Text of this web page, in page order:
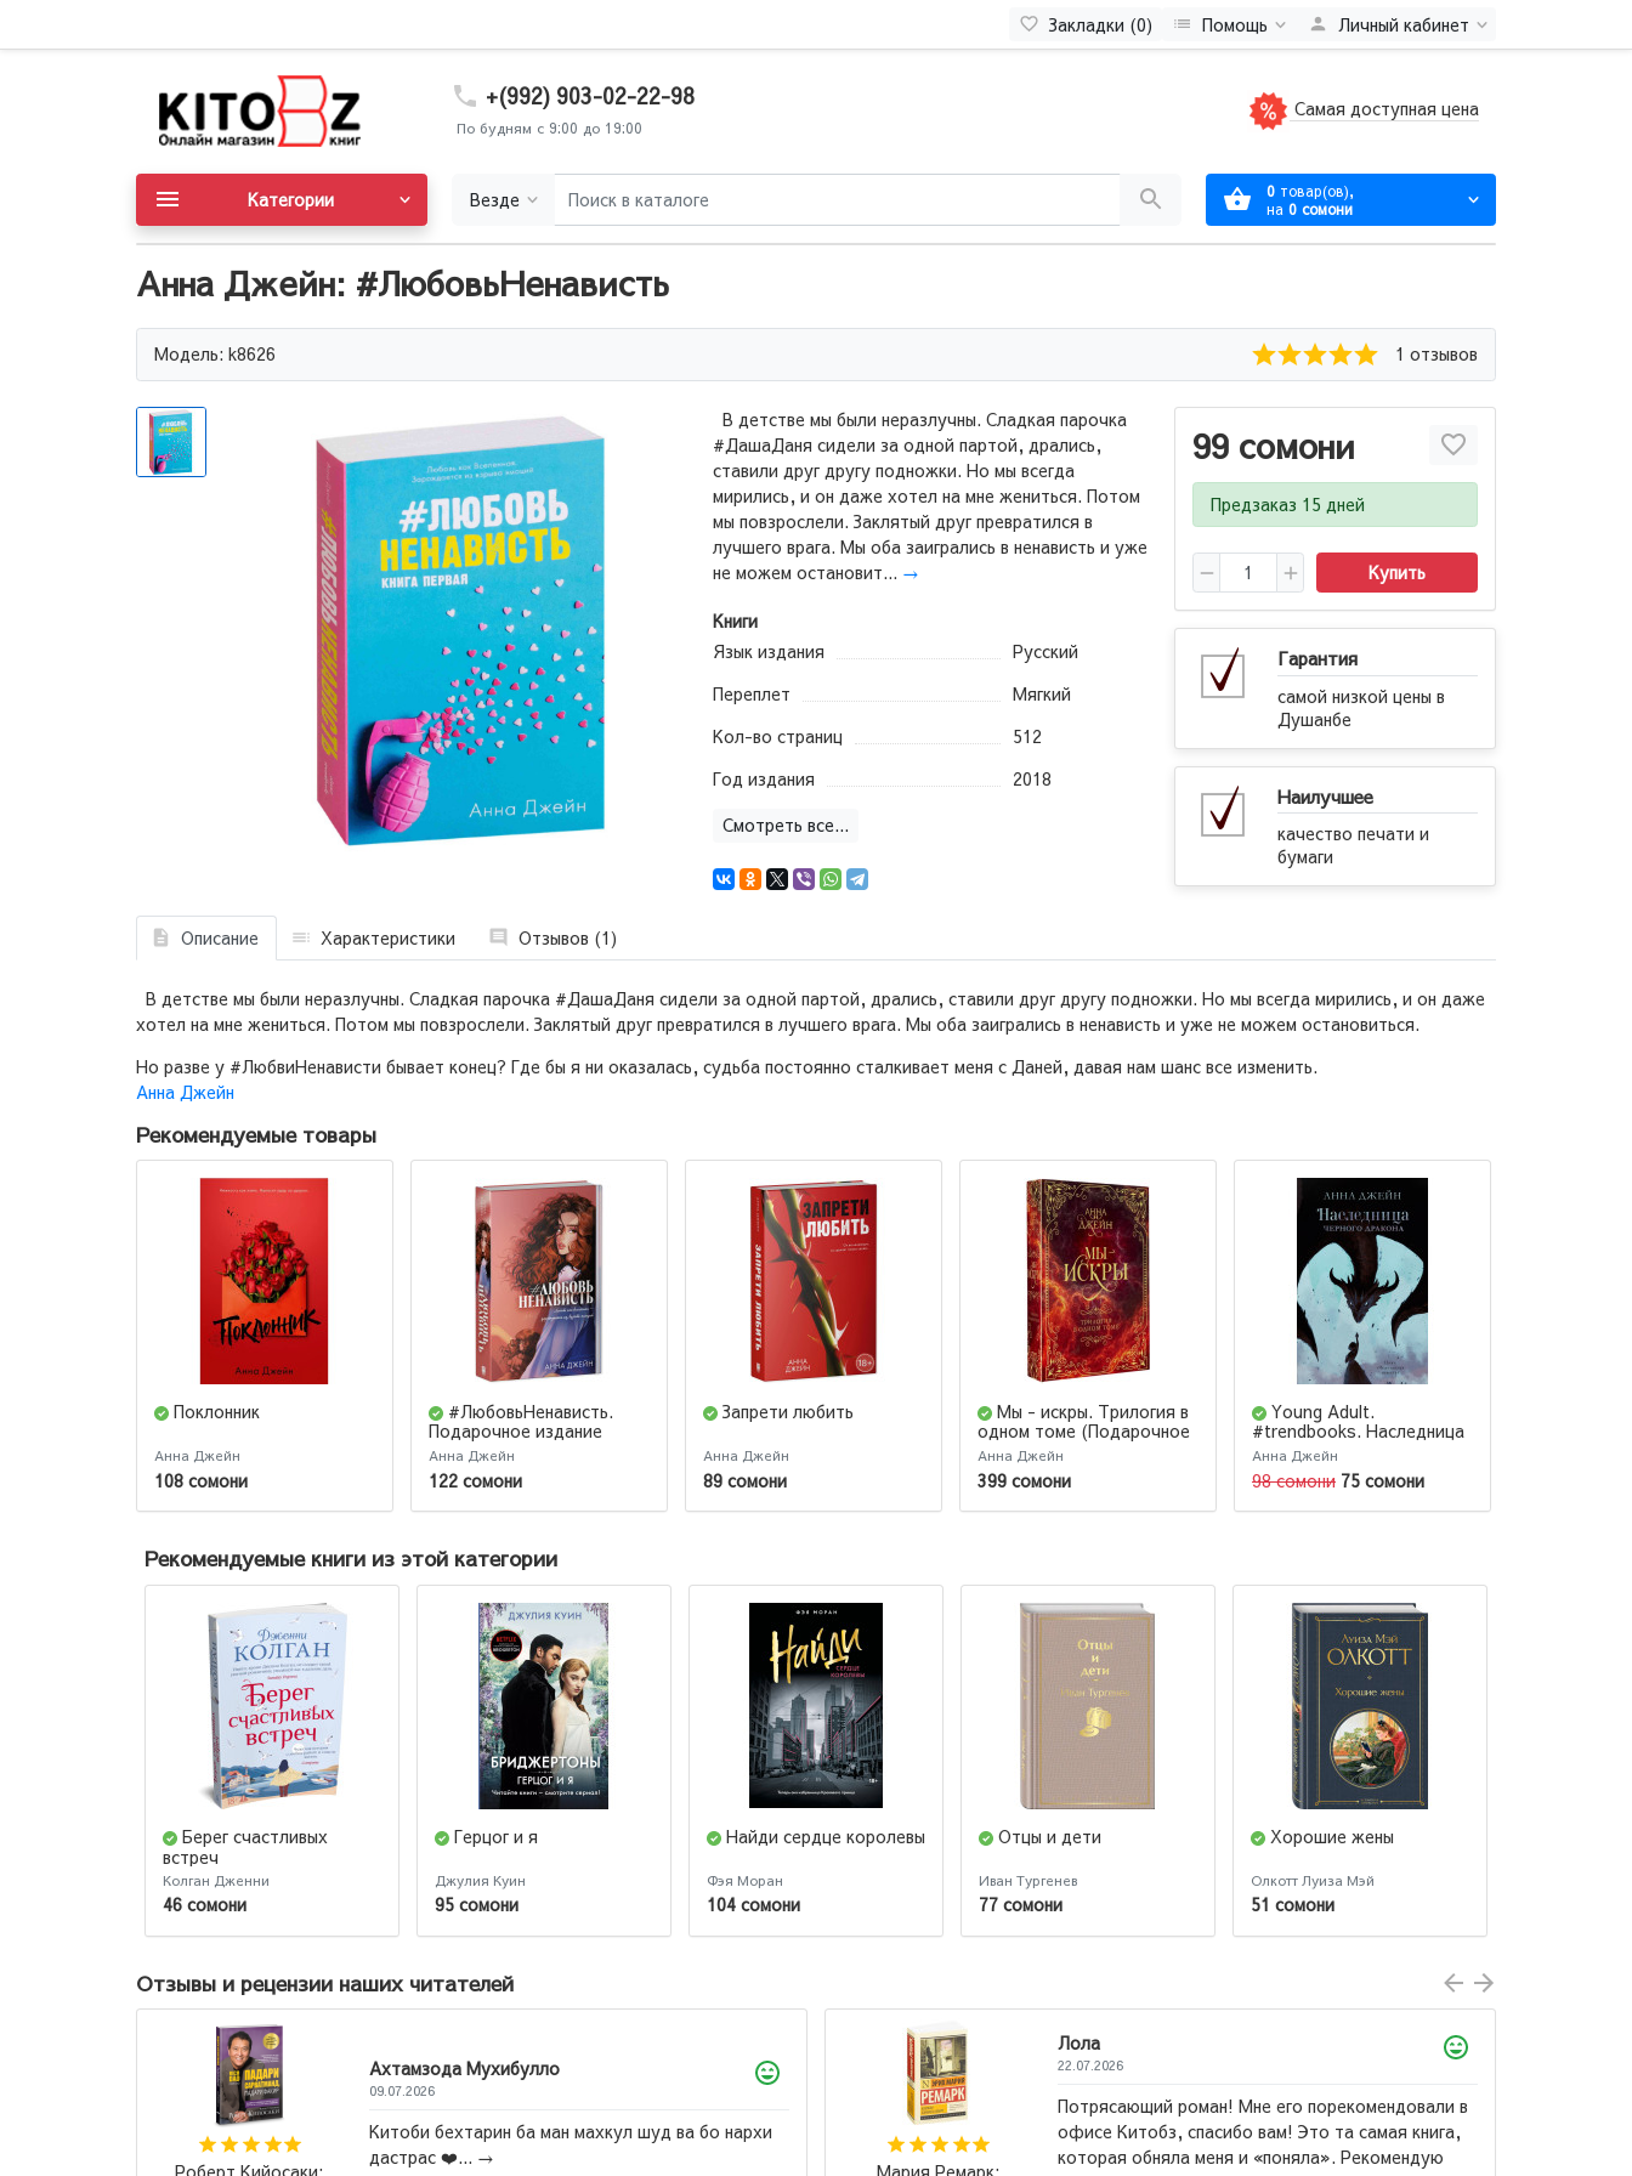
Закладки (0) Помощь Личный кабинет
+(992) 903-02-22-98
По будням с 9:00 до 19:00
Самая доступная цена
Везде 0 товар(ов),
на 0 сомони
Категории
Анна Джейн: #ЛюбовьНенависть
Модель: k8626 1 отзывов
99 сомони
Предзаказ 15 дней
Купить
Гарантия
самой низкой цены в
Душанбе
Наилучшее
качество печати и
бумаги
В детстве мы были неразлучны. Сладкая парочка
#ДашаДаня сидели за одной партой, дрались,
ставили друг другу подножки. Но мы всегда
мирились, и он даже хотел на мне жениться. Потом
мы повзрослели. Заклятый друг превратился в
лучшего врага. Мы оба заигрались в ненависть и уже
не можем остановит... →
Книги
Язык издания
Русский
Переплет
Мягкий
Кол-во страниц
512
Год издания
2018
Смотреть все...
Описание Характеристики Отзывов (1)
В детстве мы были неразлучны. Сладкая парочка #ДашаДаня сидели за одной партой, дрались, ставили друг другу подножки. Но мы всегда мирились, и он даже
хотел на мне жениться. Потом мы повзрослели. Заклятый друг превратился в лучшего врага. Мы оба заигрались в ненависть и уже не можем остановиться.
Но разве у #ЛюбвиНенависти бывает конец? Где бы я ни оказалась, судьба постоянно сталкивает меня с Даней, давая нам шанс все изменить.
Анна Джейн
Рекомендуемые товары
Поклонник
Анна Джейн
108 сомони
#ЛюбовьНенависть.
Подарочное издание
Анна Джейн
122 сомони
Запрети любить
Анна Джейн
89 сомони
Мы - искры. Трилогия в
одном томе (Подарочное
издание)
Анна Джейн
399 сомони
Young Adult.
#trendbooks. Наследница
черного дракона
Анна Джейн
98 сомони 75 сомони
Рекомендуемые книги из этой категории
Берег счастливых
встреч
Колган Дженни
46 сомони
Герцог и я
Джулия Куин
95 сомони
Найди сердце королевы
Фэя Моран
104 сомони
Отцы и дети
Иван Тургенев
77 сомони
Хорошие жены
Олкотт Луиза Мэй
51 сомони
Отзывы и рецензии наших читателей
Ахтамзода Мухибулло
09.07.2026
Китоби бехтарин ба ман махкул шуд ва бо нархи
дастрас ❤️...→
Лола
22.07.2026
Потрясающий роман! Мне его порекомендовали в
офисе Китобз, спасибо вам! Это та самая книга,
которая обняла меня и «поняла». Рекомендую